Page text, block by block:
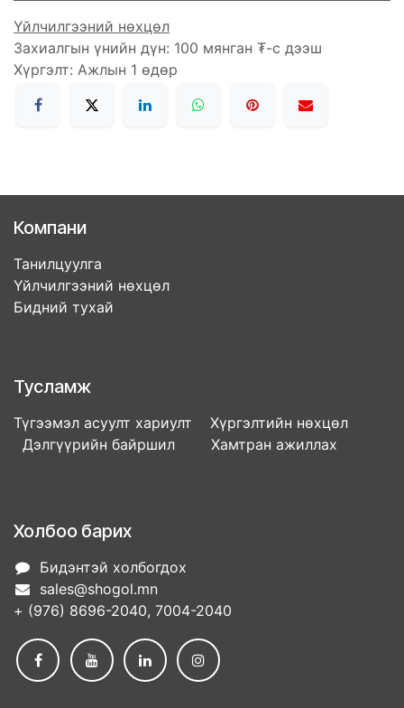
Үйлчилгээний нөхцөл
Захиалгын үнийн дүн: 100 мянган ₮-с дээш
Хүргэлт: Ажлын 1 өдөр
Компани
Танилцуулга
Үйлчилгээний нөхцөл
Бидний тухай
Тусламж
Түгээмэл асуулт хариулт Хүргэлтийн нөхцөл
Дэлгүүрийн байршил Хамтран ажиллах
Холбоо барих
Бидэнтэй холбогдох
sales@shogol.mn
+ (976) 8696-2040, 7004-2040